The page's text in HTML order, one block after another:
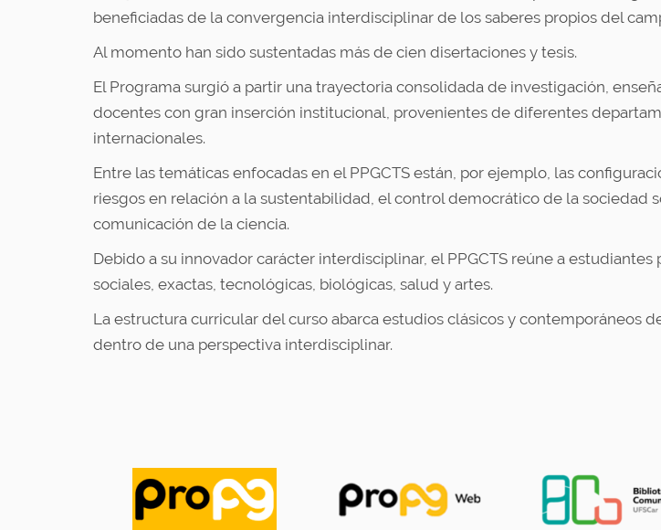
beneficiadas de la convergencia interdisciplinar de los saberes propios del
Al momento han sido sustentadas más de cien disertaciones y tesis.
El Programa surgió a partir una trayectoria consolidada de investigación,
docentes con gran inserción institucional, provenientes de diferentes
internacionales.
Entre las temáticas enfocadas en el PPGCTS están, por ejemplo, las
riesgos en relación a la sustentabilidad, el control democrático de la sociedad
comunicación de la ciencia.
Debido a su innovador carácter interdisciplinar, el PPGCTS reúne a
sociales, exactas, tecnológicas, biológicas, salud y artes.
La estructura curricular del curso abarca estudios clásicos y contemporáneos
dentro de una perspectiva interdisciplinar.